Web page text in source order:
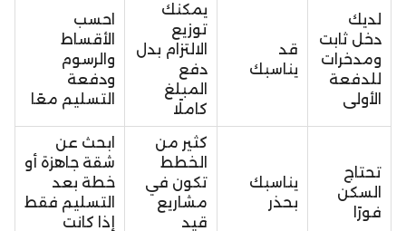
لديك
دخل ثابت
ومدخرات
للدفعة
الأولى
قد
يناسبك
يمكنك
توزيع
الالتزام بدل
دفع
المبلغ
كاملًا
احسب
الأقساط
والرسوم
ودفعة
التسليم معًا
تحتاج
السكن
فورًا
يناسبك
بحذر
كثير من
الخطط
تكون في
مشاريع
قيد
ابحث عن
شقة جاهزة أو
خطة بعد
التسليم فقط
إذا كانت